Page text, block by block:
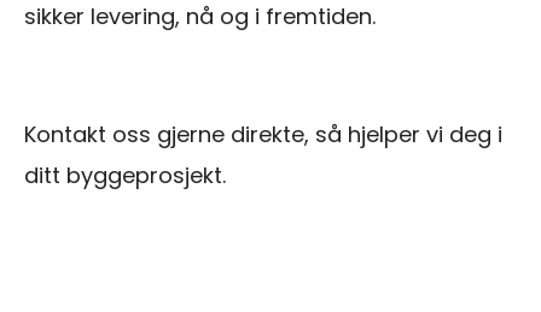
sikker levering, nå og i fremtiden.
Kontakt oss gjerne direkte, så hjelper vi deg i
ditt byggeprosjekt.